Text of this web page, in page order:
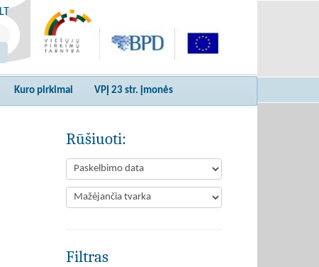
LT
Kuro pirkimai VPĮ 23 str. įmonės
Rūšiuoti:
Filtras